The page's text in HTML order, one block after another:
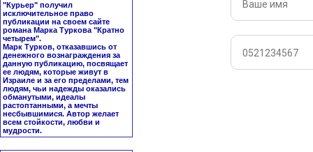
"Курьер" получил
исключительное право
публикации на своем сайте
романа Марка Туркова "Кратно
четырем".
Марк Турков, отказавшись от
денежного вознаграждения за
данную публикацию, посвящает
ее людям, которые живут в
Израиле и за его пределами, тем
людям, чьи надежды оказались
обманутыми, идеалы
растоптанными, а мечты
несбывшимися. Автор желает
всем стойкости, любви и
мудрости.